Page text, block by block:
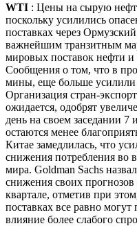
WTI : Цены на сырую
поскольку усилились
поставках через
важнейшим транзитным
мировых поставок нефти
Сообщения о том, что в
мины, еще больше
Организация стран-
ожидается, одобрят
день на своем заседании
остаются менее
Китае замедлилась, что
снижения потребления во
мира. Goldman Sachs
снижения своих
квартале, отметив при
поставках все равно
влияние более слабого